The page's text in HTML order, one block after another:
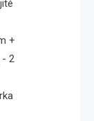
+
- 2